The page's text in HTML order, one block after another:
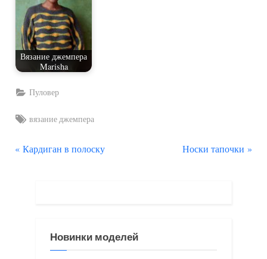
Вязание джемпера
Marisha
Пуловер
Tags:
вязание джемпера
Навигация
П
Кардиган в полоску
С
Носки тапочки
Новинки моделей